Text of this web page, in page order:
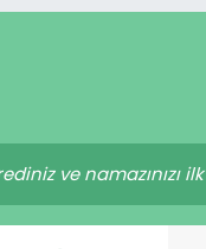
ve namazınızı